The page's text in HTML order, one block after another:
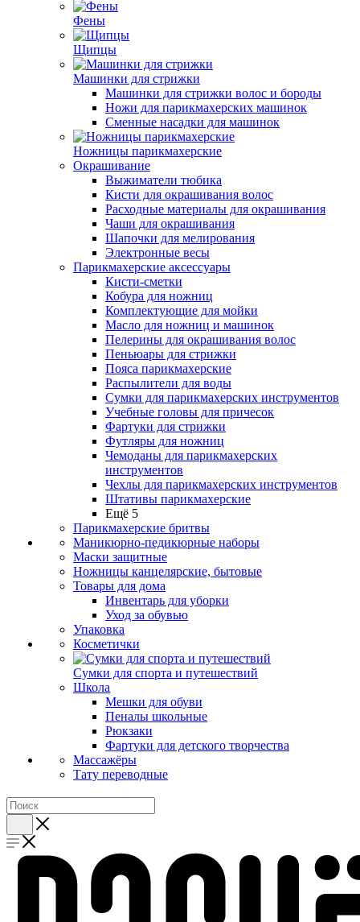
Фены
Щипцы
Машинки для стрижки
Машинки для стрижки волос и бороды
Ножи для парикмахерских машинок
Сменные насадки для машинок
Ножницы парикмахерские
Окрашивание
Выжиматели тюбика
Кисти для окрашивания волос
Расходные материалы для окрашивания
Чаши для окрашивания
Шапочки для мелирования
Электронные весы
Парикмахерские аксессуары
Кисти-сметки
Кобура для ножниц
Комплектующие для мойки
Масло для ножниц и машинок
Пелерины для окрашивания волос
Пеньюары для стрижки
Пояса парикмахерские
Распылители для воды
Сумки для парикмахерских инструментов
Учебные головы для причесок
Фартуки для стрижки
Футляры для ножниц
Чемоданы для парикмахерских
инструментов
Чехлы для парикмахерских инструментов
Штативы парикмахерские
Ещё 5
Парикмахерские бритвы
Маникюрно-педикюрные наборы
Маски защитные
Ножницы канцелярские, бытовые
Товары для дома
Инвентарь для уборки
Уход за обувью
Упаковка
Косметички
Сумки для спорта и путешествий
Школа
Мешки для обуви
Пеналы школьные
Рюкзаки
Фартуки для детского творчества
Массажёры
Тату переводные